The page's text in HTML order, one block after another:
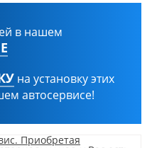
в нашем
на установку этих
автосервисе!